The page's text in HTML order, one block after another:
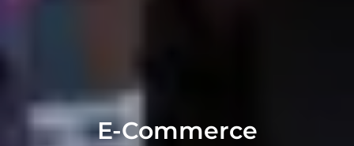
E-Commerce